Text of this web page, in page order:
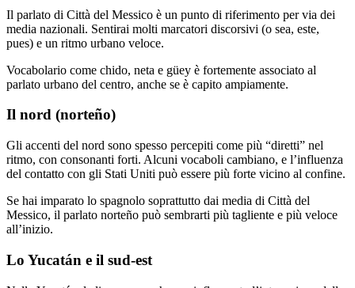
Il parlato di Città del Messico è un punto di riferimento per via dei
media nazionali. Sentirai molti marcatori discorsivi (o sea, este,
pues) e un ritmo urbano veloce.
Vocabolario come chido, neta e güey è fortemente associato al
parlato urbano del centro, anche se è capito ampiamente.
Il nord (norteño)
Gli accenti del nord sono spesso percepiti come più “diretti” nel
ritmo, con consonanti forti. Alcuni vocaboli cambiano, e l’influenza
del contatto con gli Stati Uniti può essere più forte vicino al confine.
Se hai imparato lo spagnolo soprattutto dai media di Città del
Messico, il parlato norteño può sembrarti più tagliente e più veloce
all’inizio.
Lo Yucatán e il sud-est